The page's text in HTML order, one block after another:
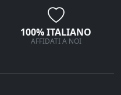
100% ITALIANO
AFFIDATI A NOI